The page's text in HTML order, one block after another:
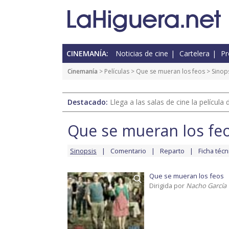
CINEMANÍA: Noticias de cine Cartelera
Cinemanía > Películas > Que se mueran los feos >
Destacado: Llega a las salas de cine la
Que se mueran los
Sinopsis Comentario Reparto Ficha
Que se mueran los feos
Dirigida por Nacho García